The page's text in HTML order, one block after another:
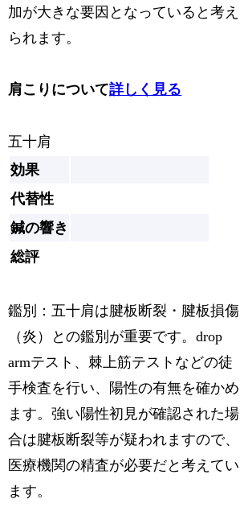
加が大きな要因となっていると考え
られます。
肩こりについて詳しく見る
五十肩
効果
代替性
鍼の響き
総評
鑑別 ：五十肩は腱板断裂・腱板損傷
（炎）との鑑別が重要です。drop
armテスト、棘上筋テストなどの徒
手検査を行い、陽性の有無を確かめ
ます。強い陽性初見が確認された場
合は腱板断裂等が疑われますので、
医療機関の精査が必要だと考えてい
ます。